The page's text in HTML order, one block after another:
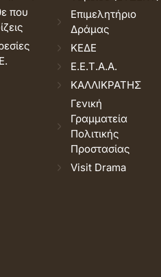
που
Επιμελητήριο
Δράμας
ΚΕΔΕ
Ε.Ε.Τ.Α.Α.
ΚΑΛΛΙΚΡΑΤΗΣ
Γενική
Γραμματεία
Πολιτικής
Προστασίας
Visit Drama